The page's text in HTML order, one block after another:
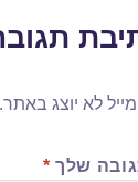
לא יוצג באתר.
שלך *